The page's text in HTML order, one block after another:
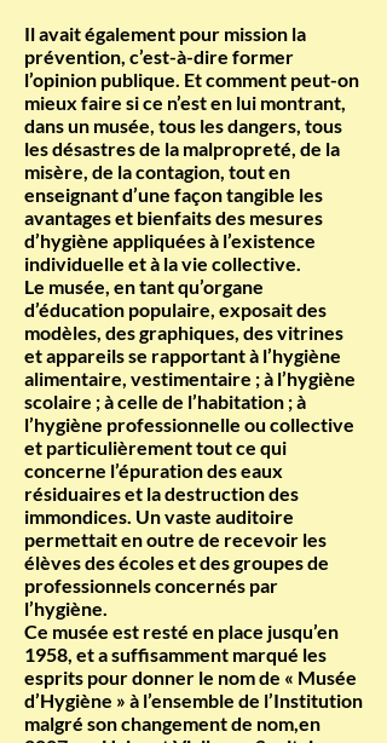
Il avait également pour mission la
prévention, c’est-à-dire former
l’opinion publique. Et comment peut-on
mieux faire si ce n’est en lui montrant,
dans un musée, tous les dangers, tous
les désastres de la malpropreté, de la
misère, de la contagion, tout en
enseignant d’une façon tangible les
avantages et bienfaits des mesures
d’hygiène appliquées à l’existence
individuelle et à la vie collective.
Le musée, en tant qu’organe
d’éducation populaire, exposait des
modèles, des graphiques, des vitrines
et appareils se rapportant à l’hygiène
alimentaire, vestimentaire ; à l’hygiène
scolaire ; à celle de l’habitation ; à
l’hygiène professionnelle ou collective
et particulièrement tout ce qui
concerne l’épuration des eaux
résiduaires et la destruction des
immondices. Un vaste auditoire
permettait en outre de recevoir les
élèves des écoles et des groupes de
professionnels concernés par
l’hygiène.
Ce musée est resté en place jusqu’en
1958, et a suffisamment marqué les
esprits pour donner le nom de « Musée
d’Hygiène » à l’ensemble de l’Institution
malgré son changement de nom,en